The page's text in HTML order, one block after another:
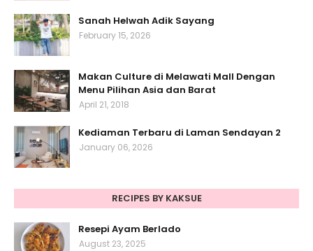
Sanah Helwah Adik Sayang
February 15, 2026
Makan Culture di Melawati Mall Dengan
Menu Pilihan Asia dan Barat
April 21, 2018
Kediaman Terbaru di Laman Sendayan 2
January 06, 2026
RECIPES BY KAKSUE
Resepi Ayam Berlado
August 23, 2025